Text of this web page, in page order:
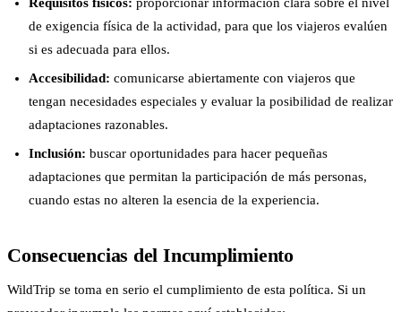
Requisitos físicos: proporcionar información clara sobre el nivel
de exigencia física de la actividad, para que los viajeros evalúen
si es adecuada para ellos.
Accesibilidad: comunicarse abiertamente con viajeros que
tengan necesidades especiales y evaluar la posibilidad de realizar
adaptaciones razonables.
Inclusión: buscar oportunidades para hacer pequeñas
adaptaciones que permitan la participación de más personas,
cuando estas no alteren la esencia de la experiencia.
Consecuencias del Incumplimiento
WildTrip se toma en serio el cumplimiento de esta política. Si un